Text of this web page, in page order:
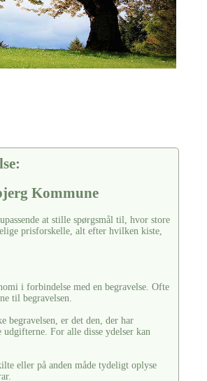
Kommune
at stille spørgsmål til, hvor store
prisforskelle, alt efter hvilken kiste,
i forbindelse med en begravelse. Ofte
til begravelsen.
er det den, der har
For alle disse ydelser kan
eller på anden måde tydeligt oplyse